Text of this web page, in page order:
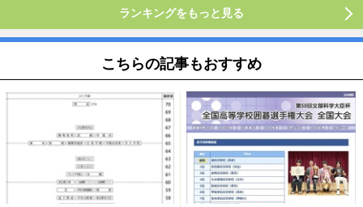
ランキングをもっと見る
こちらの記事もおすすめ